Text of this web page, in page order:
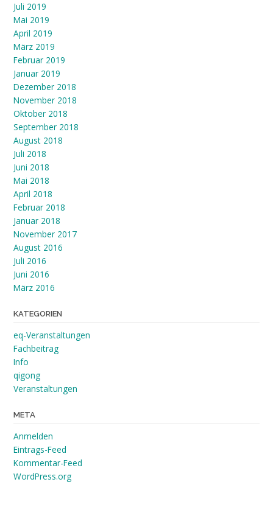
Juli 2019
Mai 2019
April 2019
März 2019
Februar 2019
Januar 2019
Dezember 2018
November 2018
Oktober 2018
September 2018
August 2018
Juli 2018
Juni 2018
Mai 2018
April 2018
Februar 2018
Januar 2018
November 2017
August 2016
Juli 2016
Juni 2016
März 2016
KATEGORIEN
eq-Veranstaltungen
Fachbeitrag
Info
qigong
Veranstaltungen
META
Anmelden
Eintrags-Feed
Kommentar-Feed
WordPress.org